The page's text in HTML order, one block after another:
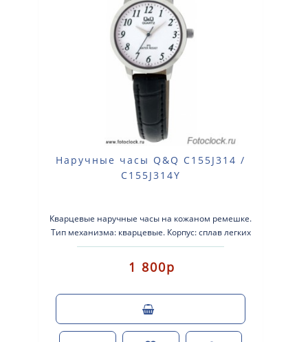
Наручные часы Q&Q C155J314 /
C155J314Y
Кварцевые наручные часы на кожаном ремешке.
Тип механизма: кварцевые. Корпус: сплав легких
металлов с серебристым покрытием. Кожан..
1 800р